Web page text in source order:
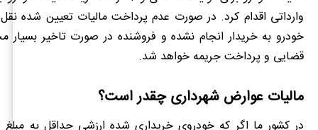
وارداتی اقدام کرد. در صورت عدم پرداخت مالیات تعیین شده
خودرو به خریدار انجام نشده و فروشنده در صورت تاخیر بسیار
قضایی و پرداخت جریمه خواهد شد.
مالیات عوارض شهرداری چقدر است؟